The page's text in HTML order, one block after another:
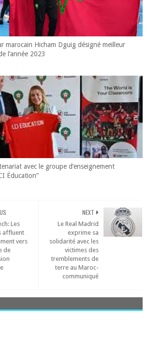
marocain Hicham Dguig désigné meilleur
l’année 2023
avec le groupe d’enseignement
Éducation”
NEXT
Le Real Madrid
exprime sa
solidarité avec les
victimes des
tremblements de
terre au Maroc-
communiqué
Les
affluent
vers
de